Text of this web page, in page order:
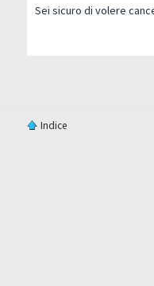
Sei sicuro di volere
Indice